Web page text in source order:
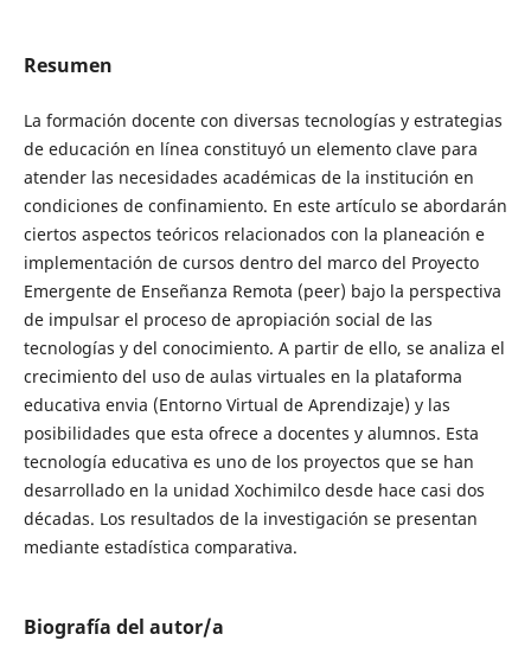
Resumen
La formación docente con diversas tecnologías y estrategias
de educación en línea constituyó un elemento clave para
atender las necesidades académicas de la institución en
condiciones de confinamiento. En este artículo se abordarán
ciertos aspectos teóricos relacionados con la planeación e
implementación de cursos dentro del marco del Proyecto
Emergente de Enseñanza Remota (peer) bajo la perspectiva
de impulsar el proceso de apropiación social de las
tecnologías y del conocimiento. A partir de ello, se analiza el
crecimiento del uso de aulas virtuales en la plataforma
educativa envia (Entorno Virtual de Aprendizaje) y las
posibilidades que esta ofrece a docentes y alumnos. Esta
tecnología educativa es uno de los proyectos que se han
desarrollado en la unidad Xochimilco desde hace casi dos
décadas. Los resultados de la investigación se presentan
mediante estadística comparativa.
Biografía del autor/a